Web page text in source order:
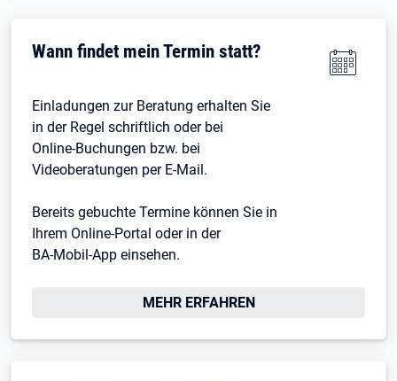
Wann findet mein Termin statt?
Einladungen zur Beratung erhalten Sie
in der Regel schriftlich oder bei
Online-Buchungen bzw. bei
Videoberatungen per E-Mail.
Bereits gebuchte Termine können Sie in
Ihrem Online-Portal oder in der
BA-Mobil-App einsehen.
MEHR ERFAHREN